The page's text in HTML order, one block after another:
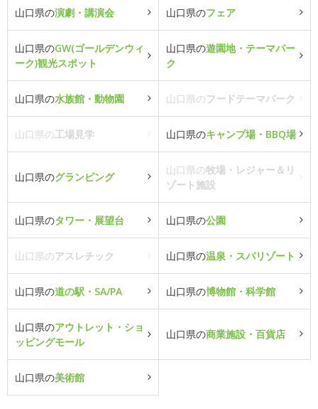
山口県の演劇・講演会 山口県のフェア
山口県のGW(ゴールデンウィ
ーク)観光スポット
山口県の遊園地・テーマパー
ク
山口県の水族館・動物園 山口県のフードテーマパーク
山口県の工場見学 山口県のキャンプ場・BBQ場
山口県のグランピング
山口県の牧場・レジャー＆リ
ゾート施設
山口県のタワー・展望台 山口県の公園
山口県のアスレチック 山口県の温泉・スパリゾート
山口県の道の駅・SA/PA 山口県の博物館・科学館
山口県のアウトレット・ショ
ッピングモール
山口県の商業施設・百貨店
山口県の美術館